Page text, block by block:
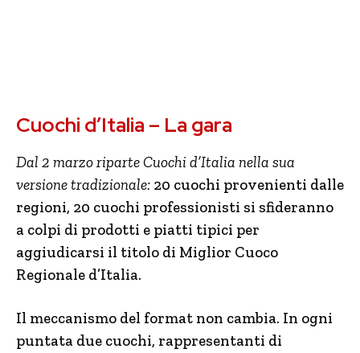
Cuochi d’Italia – La gara
Dal 2 marzo riparte Cuochi d’Italia nella sua
versione tradizionale: 20 cuochi provenienti dalle
regioni, 20 cuochi professionisti si sfideranno
a colpi di prodotti e piatti tipici per
aggiudicarsi il titolo di Miglior Cuoco
Regionale d’Italia.
Il meccanismo del format non cambia. In ogni
puntata due cuochi, rappresentanti di